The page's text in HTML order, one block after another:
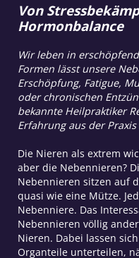
Von
Hormonbalance
Wir leben in
Formen lässt unsere
Erschöpfung, Fatigue,
oder chronischen
bekannte Heilpraktiker
Erfahrung aus der
Die Nieren als extrem
aber die Nebennieren?
Nebennieren sitzen auf
quasi wie eine Mütze.
Nebenniere. Das
Nebennieren völlig
Nieren. Dabei lassen
Organteile unterteilen,